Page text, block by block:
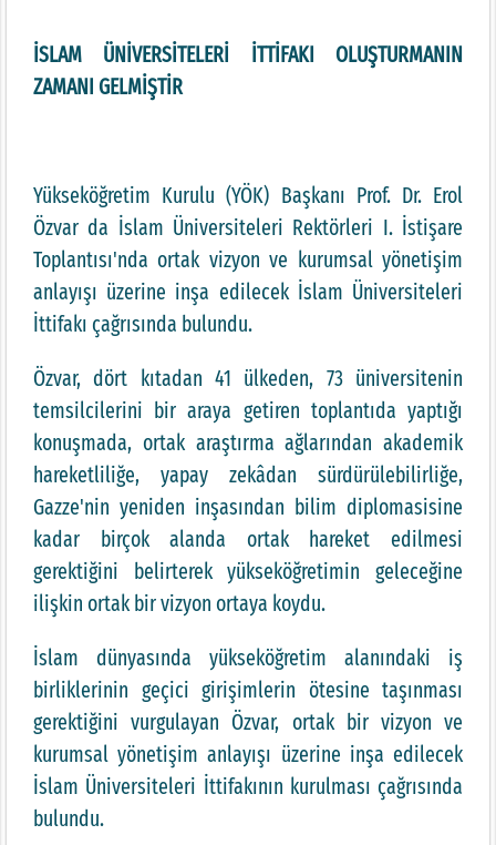
İSLAM ÜNİVERSİTELERİ İTTİFAKI OLUŞTURMANIN
ZAMANI GELMİŞTİR
Yükseköğretim Kurulu (YÖK) Başkanı Prof. Dr. Erol
Özvar da İslam Üniversiteleri Rektörleri I. İstişare
Toplantısı'nda ortak vizyon ve kurumsal yönetişim
anlayışı üzerine inşa edilecek İslam Üniversiteleri
İttifakı çağrısında bulundu.
Özvar, dört kıtadan 41 ülkeden, 73 üniversitenin
temsilcilerini bir araya getiren toplantıda yaptığı
konuşmada, ortak araştırma ağlarından akademik
hareketliliğe, yapay zekâdan sürdürülebilirliğe,
Gazze'nin yeniden inşasından bilim diplomasisine
kadar birçok alanda ortak hareket edilmesi
gerektiğini belirterek yükseköğretimin geleceğine
ilişkin ortak bir vizyon ortaya koydu.
İslam dünyasında yükseköğretim alanındaki iş
birliklerinin geçici girişimlerin ötesine taşınması
gerektiğini vurgulayan Özvar, ortak bir vizyon ve
kurumsal yönetişim anlayışı üzerine inşa edilecek
İslam Üniversiteleri İttifakının kurulması çağrısında
bulundu.